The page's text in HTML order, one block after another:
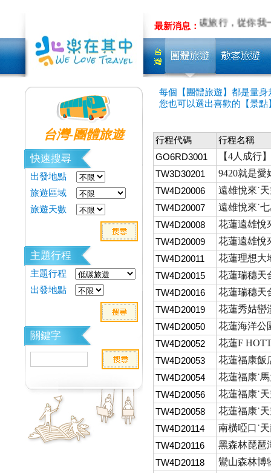
最新消息：
量身&客製旅遊~先聊聊吧!!低碳旅行，從你我
台灣-團體旅遊
快速搜尋
出發地點
旅遊區域
旅遊天數
主題行程
主題行程
出發地點
關鍵字
每個【團體旅遊】都是量
您也可以選出喜歡的【景
行程代碼
行程名稱
GO6RD3001
【4人成行
TW3D30201
9420就是愛
TW4D20006
遠雄悅來˙
TW4D20007
遠雄悅來˙
TW4D20008
花蓮遠雄悅
TW4D20009
花蓮遠雄悅
TW4D20011
花蓮理想大
TW4D20015
花蓮瑞穗天
TW4D20016
花蓮瑞穗天
TW4D20019
花蓮秀姑巒
TW4D20050
花蓮海洋公
TW4D20052
花蓮F
TW4D20053
花蓮福康飯
TW4D20054
花蓮福康˙
TW4D20056
花蓮福康˙
TW4D20058
花蓮福康˙
TW4D20114
南橫啞口˙
TW4D20116
黑森林琵琶
TW4D20118
鸞山森林博